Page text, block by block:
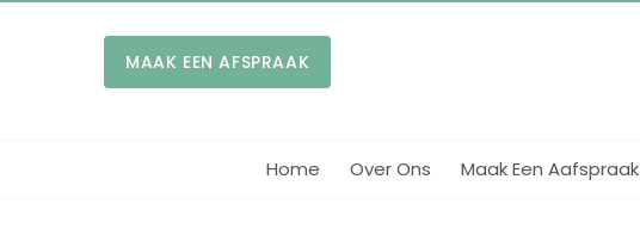
MAAK EEN AFSPRAAK
Home Over Ons Maak Een Aafspraak